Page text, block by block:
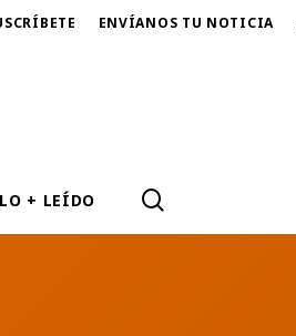
ENVÍANOS TU NOTICIA
LO + LEÍDO